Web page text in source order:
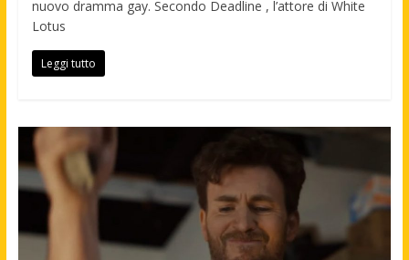
nuovo dramma gay. Secondo Deadline , l’attore di White
Lotus
Leggi tutto